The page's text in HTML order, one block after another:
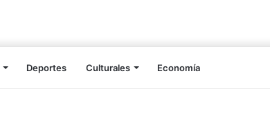
Deportes Culturales Economía